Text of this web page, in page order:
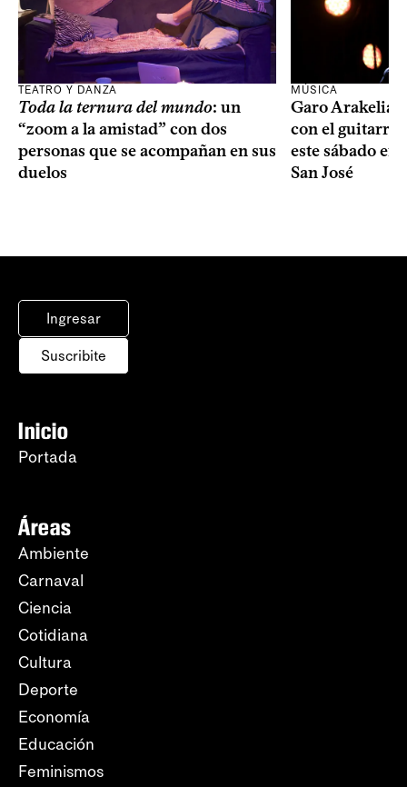
TEATRO Y DANZA
Toda la ternura del mundo: un
“zoom a la amistad” con dos
personas que se acompañan en sus
duelos
MÚSICA
Garo Arakelian
con el
este sábado en
San José
Ingresar
Suscribite
Inicio
Portada
Áreas
Ambiente
Carnaval
Ciencia
Cotidiana
Cultura
Deporte
Economía
Educación
Feminismos